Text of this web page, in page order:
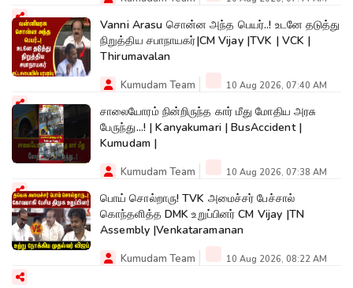
Vanni Arasu சொன்ன அந்த பெயர்..! உடனே தடுத்து
நிறுத்திய சபாநாயகர்|CM Vijay |TVK | VCK |
Thirumavalan
Kumudam Team 10 Aug 2026, 07:40 AM
சாலையோரம் நின்றிருந்த கார் மீது மோதிய அரசு
பேருந்து...! | Kanyakumari | BusAccident |
Kumudam |
Kumudam Team 10 Aug 2026, 07:38 AM
பொய் சொல்றாரு! TVK அமைச்சர் பேச்சால்
கொந்தளித்த DMK உறுப்பினர் CM Vijay |TN
Assembly |Venkataramanan
Kumudam Team 10 Aug 2026, 08:22 AM